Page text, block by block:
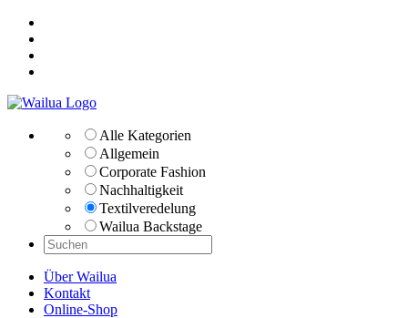
Alle Kategorien
Allgemein
Corporate Fashion
Nachhaltigkeit
Textilveredelung
Wailua Backstage
Über Wailua
Kontakt
Online-Shop